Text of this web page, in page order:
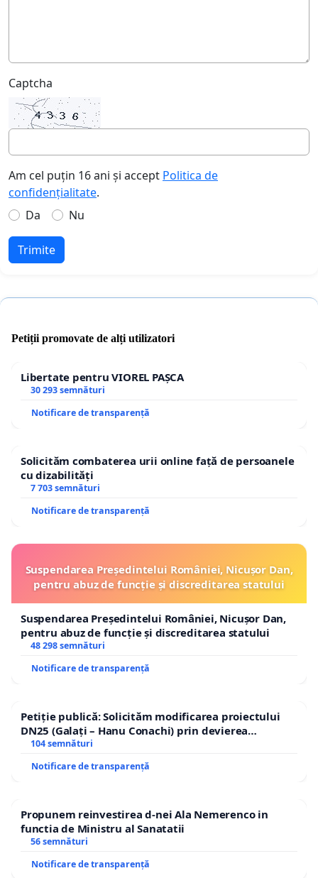
Captcha
Am cel puțin 16 ani și accept Politica de
confidențialitate.
Da
Nu
Trimite
Petiții promovate de alți utilizatori
Libertate pentru VIOREL PAȘCA
30 293 semnături
Notificare de transparență
Solicităm combaterea urii online față de persoanele
cu dizabilități
7 703 semnături
Notificare de transparență
Suspendarea Președintelui României, Nicușor Dan,
pentru abuz de funcție și discreditarea statului
Suspendarea Președintelui României, Nicușor Dan,
pentru abuz de funcție și discreditarea statului
48 298 semnături
Notificare de transparență
Petiție publică: Solicităm modificarea proiectului
DN25 (Galați – Hanu Conachi) prin devierea
traseului în afara localităților!
104 semnături
Notificare de transparență
Propunem reinvestirea d-nei Ala Nemerenco in
functia de Ministru al Sanatatii
56 semnături
Notificare de transparență